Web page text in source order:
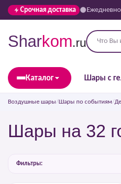
Срочная доставка
Sharkom.ru
Каталог Шары с
Воздушные шары/Шары по событиям/
Шары на 32
Фильтры: